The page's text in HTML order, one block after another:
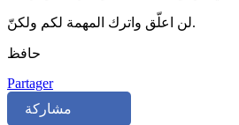
لن اعلّق واترك المهمة لكم ولكنّ.
حافظ
Partager
مشاركة